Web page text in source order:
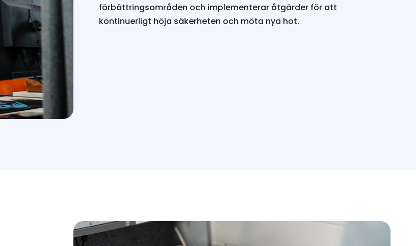
förbättringsområden och implementerar åtgärder för att
kontinuerligt höja säkerheten och möta nya hot.